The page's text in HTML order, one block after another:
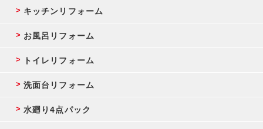
キッチンリフォーム
お風呂リフォーム
トイレリフォーム
洗面台リフォーム
水廻り4点パック